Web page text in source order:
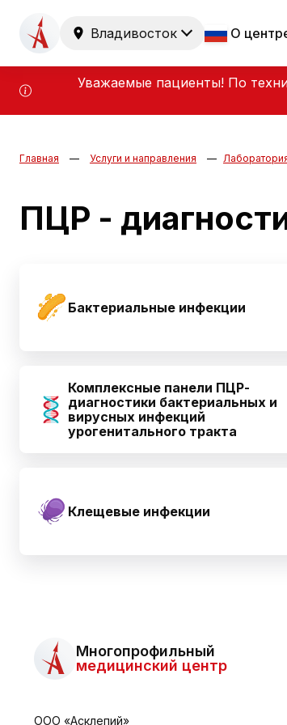
Уважаемые пациенты! По
Владивосток О
Главная Услуги и направления
ПЦР -
Бактериальные инфекции
Комплексные панели ПЦР-
диагностики бактериальных и
вирусных инфекций
урогенитального тракта
Клещевые инфекции
Многопрофильный
медицинский центр
ООО «Асклепий»